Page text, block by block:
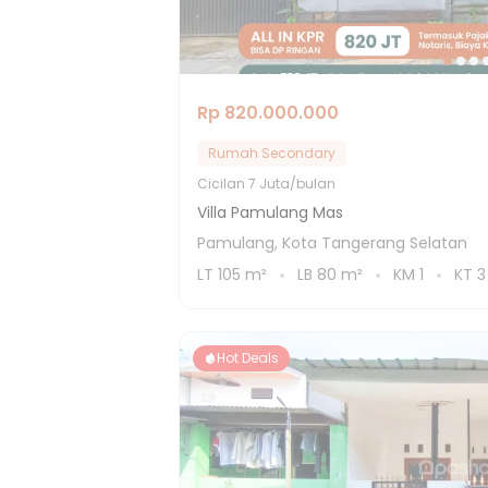
Rp 820.000.000
Rumah Secondary
Cicilan 7 Juta/bulan
Villa Pamulang Mas
Pamulang, Kota Tangerang Selatan
LT 105 m² LB 80 m² KM 1 KT 3
Hot Deals